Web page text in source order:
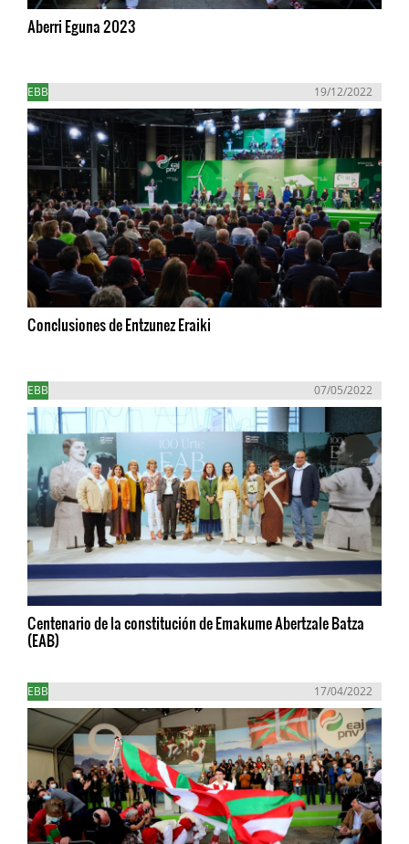
Aberri Eguna 2023
EBB 19/12/2022
Conclusiones de Entzunez Eraiki
EBB 07/05/2022
Centenario de la constitución de Emakume Abertzale Batza
(EAB)
EBB 17/04/2022